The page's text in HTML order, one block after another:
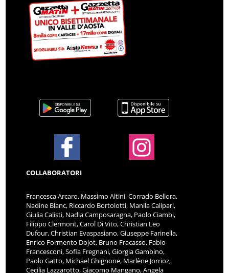
COLLABORATORI
Francesca Arcaro, Massimo Altini, Corrado Bellora,
Nadine Blanc, Riccardo Bortolotti, Manila Calipari,
Giulia Calisti, Nadia Camposaragna, Paolo Ciambi,
Filippo Clermont, Carol Di Vito, Christian Leo
Dufour, Christian Evaspasiano, Giuseppe Farinella,
Enrico Formento Dojot, Bruno Fracasso, Fabio
Francesconi, Sofia Fregnani, Giorgia Gambino,
Paolo Gatto, Michael Ghignone, Marlène Jorrioz,
Cecilia Lazzarotto, Giacomo Mangano, Angela